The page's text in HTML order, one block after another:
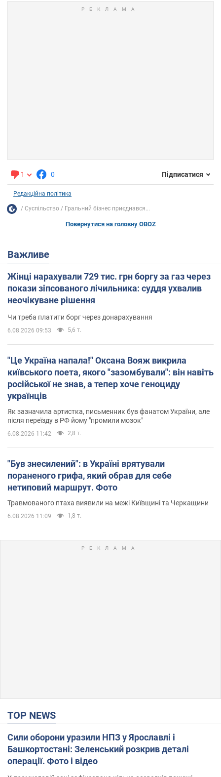
1 0 Підписатися
Редакційна політика
Суспільство Гральний бізнес приєднався...
Повернутися на головну OBOZ
Важливе
Жінці нарахували 729 тис. грн боргу за газ через
покази зіпсованого лічильника: суддя ухвалив
неочікуване рішення
Чи треба платити борг через донарахування
6.08.2026 09:53 5,6 т.
"Це Україна напала!" Оксана Вояж викрила
київського поета, якого "зазомбували": він навіть
російської не знав, а тепер хоче геноциду
українців
Як зазначила артистка, письменник був фанатом України, але
після переїзду в РФ йому "промили мозок"
6.08.2026 11:42 2,8 т.
"Був знесилений": в Україні врятували
пораненого грифа, який обрав для себе
нетиповий маршрут. Фото
Травмованого птаха виявили на межі Київщині та Черкащини
6.08.2026 11:09 1,8 т.
TOP NEWS
Сили оборони уразили НПЗ у Ярославлі і
Башкортостані: Зеленський розкрив деталі
операції. Фото і відео